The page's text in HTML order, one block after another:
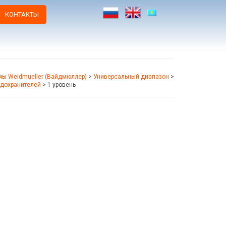
КОНТАКТЫ
Weidmueller (Вайдмюллер) > Универсальный диапазон >
> 1 уровень